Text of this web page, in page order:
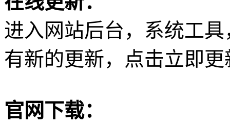
进入网站后台，系统工
有新的更新，点击立即更
官网下载：